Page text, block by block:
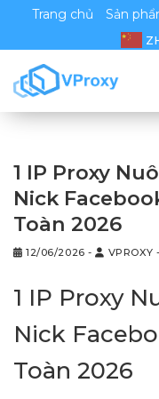
Chuyển
nội
dung
Trang chủ Sản
1 IP Proxy
Nick
Toàn 2026
12/06/2026 - VPROXY -
1 IP Proxy
Nick
Toàn 2026